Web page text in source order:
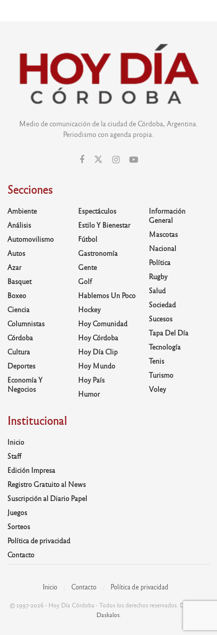
Medio de comunicación de la ciudad de Córdoba, Argentina.
Periodismo con agenda propia.
Secciones
Ambiente
Análisis
Automovilismo
Autos
Azar
Basquet
Boxeo
Ciencia
Columnistas
Córdoba
Cultura
Deportes
Economía Y
Negocios
Espectáculos
Estilo Y Bienestar
Fútbol
Gastronomía
Gente
Golf
Hablemos Un Poco
Hockey
Hoy Comunidad
Hoy Córdoba
Hoy Día Clip
Hoy Mundo
Hoy País
Humor
Información
General
Mascotas
Nacional
Política
Rugby
Salud
Sociedad
Sucesos
Tapa Del Día
Tecnología
Tenis
Turismo
Voley
Institucional
Inicio
Staff
Edición Impresa
Registro Gratuito al News
Suscripción al Diario Papel
Juegos
Sorteos
Política de privacidad
Contacto
Inicio Contacto Política de privacidad
© 1997-2026 - Hoy Día Córdoba - Todos los derechos reservados. Desarrolla:
Daskalos.